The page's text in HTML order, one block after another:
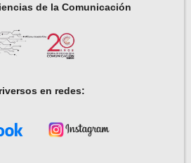
de la Comunicación
en redes: